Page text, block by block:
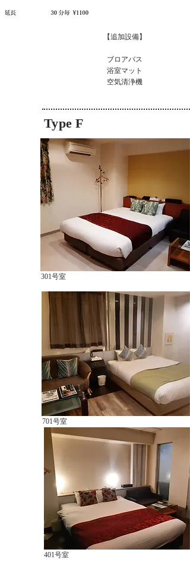
【追加設備】
ブロアバス
浴室マット
空気清浄機
Type F
301号室
701号室
401号室